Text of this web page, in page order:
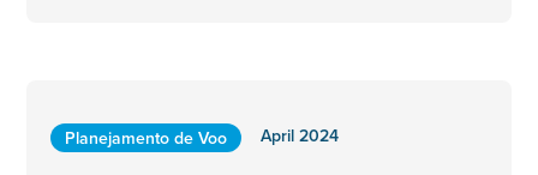
Planejamento de Voo
April 2024